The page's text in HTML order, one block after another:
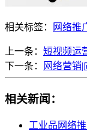
相关标签： 网络推
上一条： 短视频运
下一条：
网络营销
相关新闻：
工业品网络